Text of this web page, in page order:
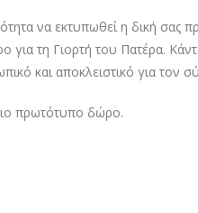
να εκτυπωθεί η δική σας
για τη Γιορτή του Πατέρα.
και αποκλειστικό για τον
πρωτότυπο δώρο.